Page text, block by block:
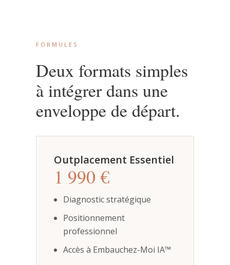
FORMULES
Deux formats simples
à intégrer dans une
enveloppe de départ.
Outplacement Essentiel
1 990 €
Diagnostic stratégique
Positionnement
professionnel
Accès à Embauchez-Moi IA™